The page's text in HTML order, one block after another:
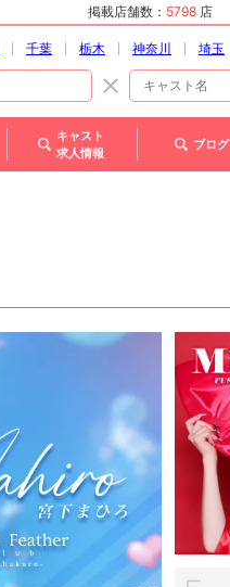
掲載店舗数： 5798 店
千葉 栃木 神奈川 埼玉
キャスト
求人情報
ブログ